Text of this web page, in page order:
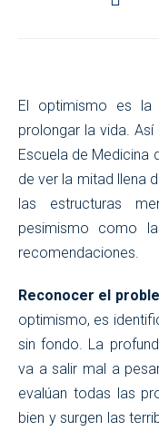
El optimismo es la
prolongar la vida.
Escuela de Medicina
de ver la mitad llena
las estructuras
pesimismo como
recomendaciones.
Reconocer el
optimismo, es
sin fondo. La
va a salir mal a
evalúan todas las
bien y surgen las